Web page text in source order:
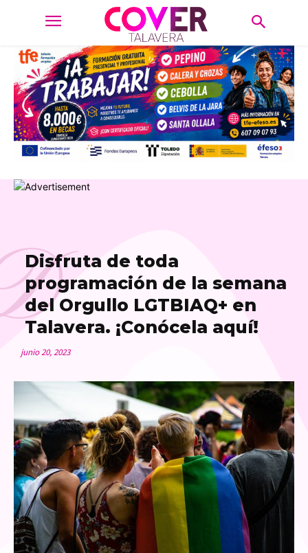
Disfruta de toda
programación de la semana
del Orgullo LGTBIAQ+ en
Talavera. ¡Conócela aquí!
junio 20, 2023